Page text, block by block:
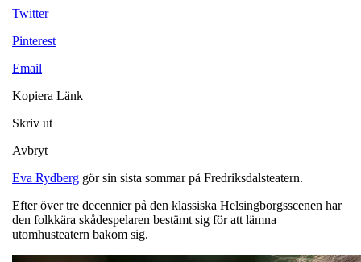
Twitter
Pinterest
Email
Kopiera Länk
Skriv ut
Avbryt
Eva Rydberg gör sin sista sommar på Fredriksdalsteatern.
Efter över tre decennier på den klassiska Helsingborgsscenen har
den folkkära skådespelaren bestämt sig för att lämna
utomhusteatern bakom sig.